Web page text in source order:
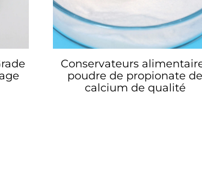
Conservateurs
poudre de propionate de
calcium de qualité